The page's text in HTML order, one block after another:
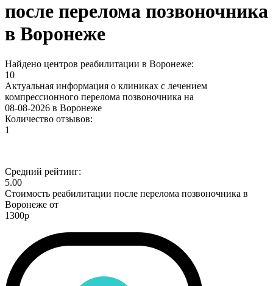
после перелома позвоночника
в Воронеже
Найдено центров реабилитации в Воронеже:
10
Актуальная информация о клиниках с лечением
компрессионного перелома позвоночника на
08-08-2026 в Воронеже
Количество отзывов:
1
Средний рейтинг:
5.00
Стоимость реабилитации после перелома позвоночника в
Воронеже от
1300р